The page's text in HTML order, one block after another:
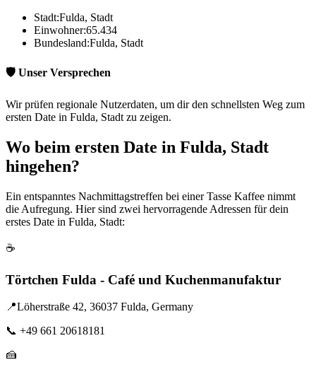
Stadt:Fulda, Stadt
Einwohner:65.434
Bundesland:Fulda, Stadt
🛡️ Unser Versprechen
Wir prüfen regionale Nutzerdaten, um dir den schnellsten Weg zum
ersten Date in Fulda, Stadt zu zeigen.
Wo beim ersten Date in Fulda, Stadt
hingehen?
Ein entspanntes Nachmittagstreffen bei einer Tasse Kaffee nimmt
die Aufregung. Hier sind zwei hervorragende Adressen für dein
erstes Date in Fulda, Stadt:
☕
Törtchen Fulda - Café und Kuchenmanufaktur
📍Löherstraße 42, 36037 Fulda, Germany
📞 +49 661 20618181
🍰